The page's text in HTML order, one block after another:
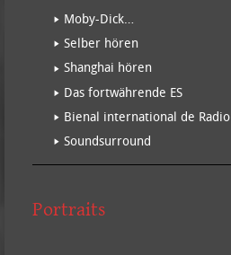
Moby-Dick…
Selber hören
Shanghai hören
Das fortwährende ES
Bienal international de Radio
Soundsurround
Portraits